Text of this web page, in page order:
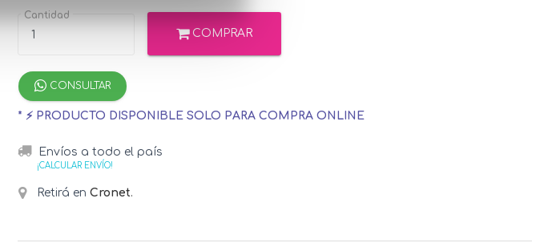
Cantidad
COMPRAR
CONSULTAR
* ⚡ PRODUCTO DISPONIBLE SOLO PARA COMPRA ONLINE
Envíos a todo el país
¡CALCULAR ENVÍO!
Retirá en Cronet.